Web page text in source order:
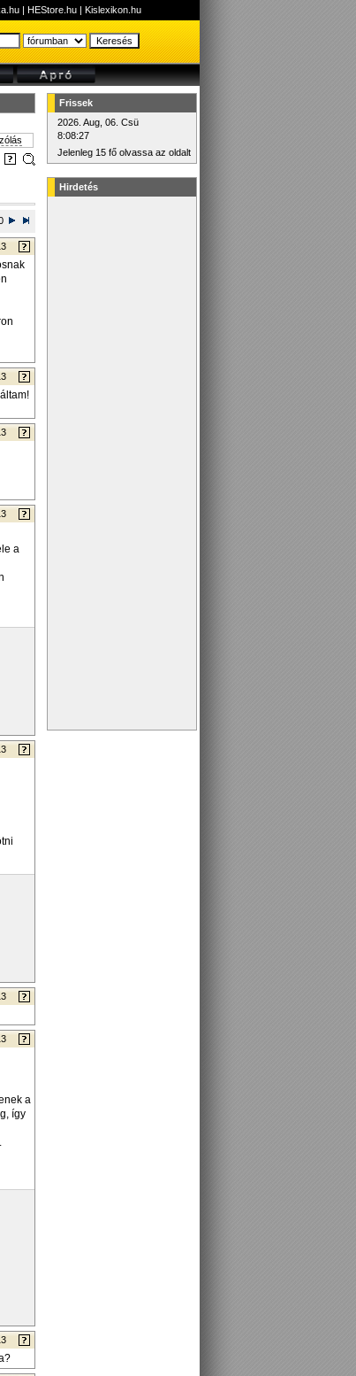
| HEStore.hu | Kislexikon.hu
a
a
így
Frissek
2026. Aug, 06. Csü
8:08:27
Jelenleg 15 fő olvassa az oldalt
Hirdetés